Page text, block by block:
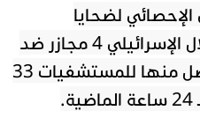
لضحايا
العدوان، إلى ارتكاب الاحتلال الإسرائيلي 4 مجازر ضد
العائلات في قطاع غزة، وصل منها للمستشفيات 33